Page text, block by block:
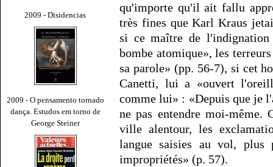
2009 - Disidencias
2009 - O pensamento tornado
dança. Estudos em torno de
George Steiner
qu'importe qu'il ait fallu
très fines que Karl Kraus
si ce maître de
bombe atomique», les
sa parole» (pp. 56-7), si cet
Canetti, lui a «ouvert
comme lui» : «Depuis que je
ne pas entendre moi-même.
ville alentour, les
langue saisies au vol, plus
impropriétés» (p. 57).